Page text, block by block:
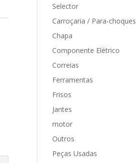
Selector
Carroçaria / Para-choques
Chapa
Componente Elétrico
Correias
Ferramentas
Frisos
Jantes
motor
Outros
Peças Usadas